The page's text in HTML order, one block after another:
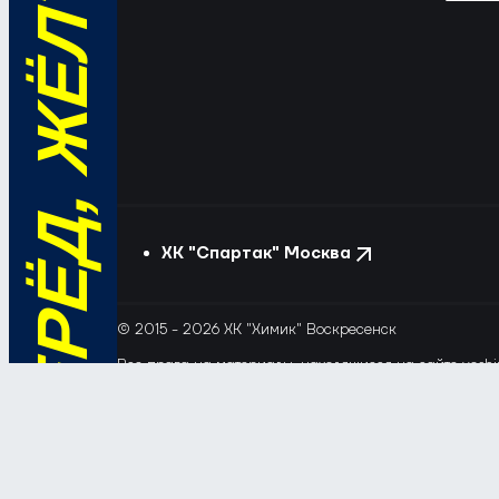
ХК "Спартак" Москва
© 2015 - 2026 ХК "Химик" Воскресенск
Все права на материалы, находящиеся на сайте